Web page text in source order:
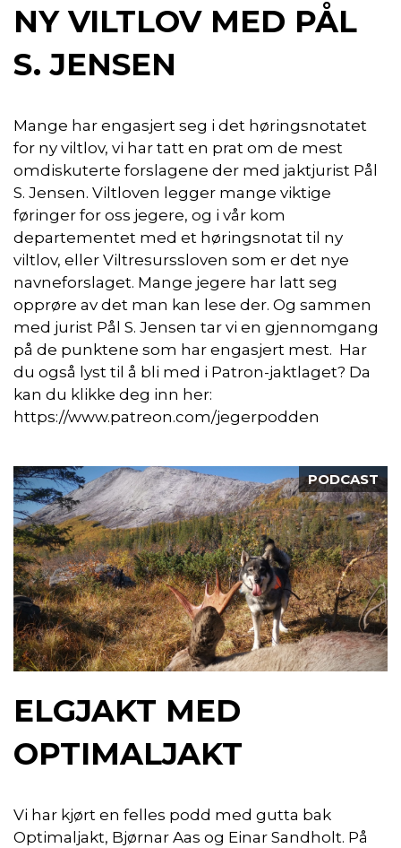
NY VILTLOV MED PÅL
S. JENSEN
Mange har engasjert seg i det høringsnotatet
for ny viltlov, vi har tatt en prat om de mest
omdiskuterte forslagene der med jaktjurist Pål
S. Jensen. Viltloven legger mange viktige
føringer for oss jegere, og i vår kom
departementet med et høringsnotat til ny
viltlov, eller Viltresurssloven som er det nye
navneforslaget. Mange jegere har latt seg
opprøre av det man kan lese der. Og sammen
med jurist Pål S. Jensen tar vi en gjennomgang
på de punktene som har engasjert mest. Har
du også lyst til å bli med i Patron-jaktlaget? Da
kan du klikke deg inn her:
https://www.patreon.com/jegerpodden
PODCAST
ELGJAKT MED
OPTIMALJAKT
Vi har kjørt en felles podd med gutta bak
Optimaljakt, Bjørnar Aas og Einar Sandholt. På